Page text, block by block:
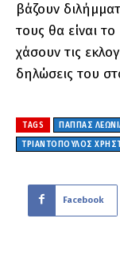
βάζουν
τους θα είναι
χάσουν τις
δηλώσεις του
TAGS ΠΑΠΠΑΣ
ΤΡΙΑΝΤΟΠΟΥΛΟΣ
Facebook